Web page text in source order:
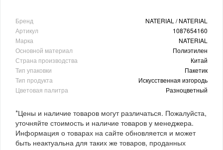
Бренд
NATERIAL / NATERIAL
Артикул
1087654160
Марка
NATERIAL
Основной материал
Полиэтилен
Страна производства
Китай
Тип упаковки
Пакетик
Тип продукта
Искусственная изгородь
Цветовая палитра
Разноцветный
*Цены и наличие товаров могут различаться. Пожалуйста,
уточняйте стоимость и наличие товаров у менеджера.
Информация о товарах на сайте обновляется и может
быть неактуальна для таких же товаров, проданных